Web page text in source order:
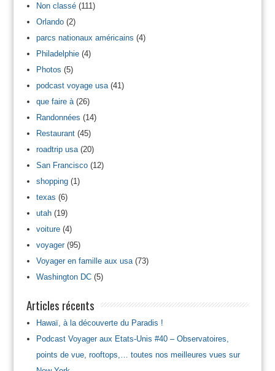
Non classé(111)
Orlando(2)
parcs nationaux américains (4)
Philadelphie(4)
Photos (5)
podcast voyage usa(41)
que faire à(26)
Randonnées (14)
Restaurant(45)
roadtrip usa(20)
San Francisco(12)
shopping(1)
texas (6)
utah(19)
voiture(4)
voyager(95)
Voyager en famille aux usa(73)
Washington DC(5)
Articles récents
Hawaï, à la découverte du Paradis !
Podcast Voyager aux Etats-Unis #40 – Observatoires,
points de vue, rooftops,… toutes nos meilleures vues sur